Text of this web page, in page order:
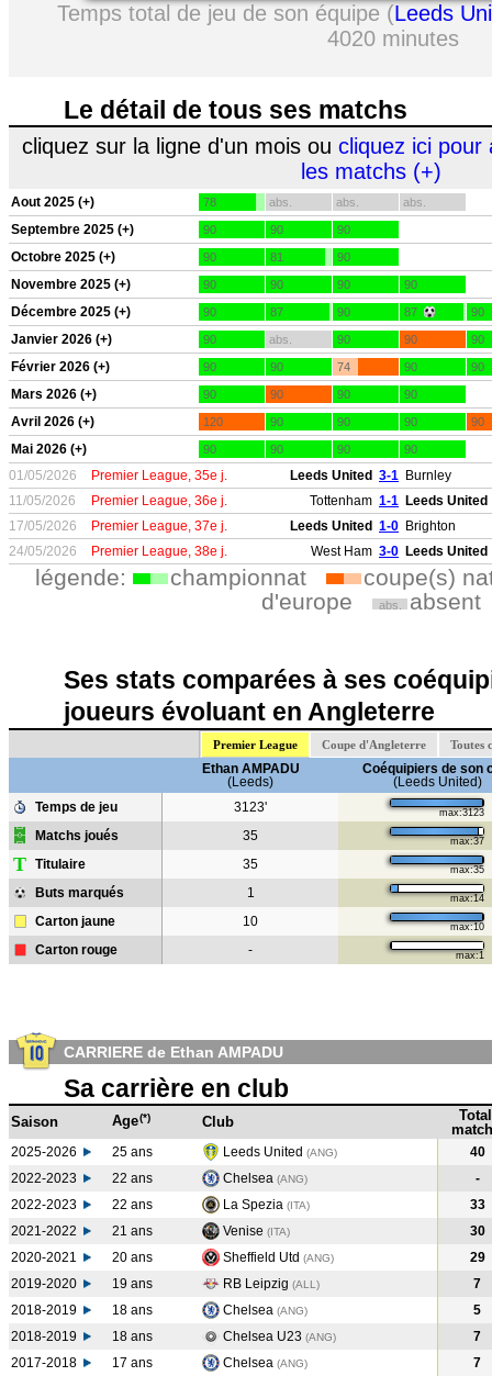
Temps total de jeu de son équipe (Leeds
4020 minutes
Le détail de tous ses matchs
cliquez sur la ligne d'un mois ou cliquez ici pour
les matchs (+)
Aout 2025 (+) 78 abs. abs. abs.
Septembre 2025 (+) 90 90 90
Octobre 2025 (+) 90 81 90
Novembre 2025 (+) 90 90 90 90
Décembre 2025 (+) 90 87 90 87 90
Janvier 2026 (+) 90 abs. 90 90 90
Février 2026 (+) 90 90 74 90 90
Mars 2026 (+) 90 90 90 90
Avril 2026 (+) 120 90 90 90 90
Mai 2026 (+) 90 90 90 90
01/05/2026 Premier League, 35e j. Leeds United 3-1 Burnley
11/05/2026
Premier League, 36e j. Tottenham 1-1 Leeds United
17/05/2026
Premier League, 37e j. Leeds United 1-0 Brighton
24/05/2026
Premier League, 38e j. West Ham 3-0 Leeds United
légende: championnat
coupe(s)
d'europe
abs. absent
Ses stats comparées à ses
joueurs évoluant en Angleterre
Premier League Coupe d'Angleterre Toutes
Ethan AMPADU
(Leeds)
Coéquipiers de son
(Leeds United)
Temps de jeu
3123' max:3123
Matchs joués 35 max:37
T Titulaire 35 max:35
Buts marqués 1 max:14
Carton jaune 10 max:10
Carton rouge - max:1
CARRIERE de Ethan AMPADU
Sa carrière en club
Saison Age(*) Club
Total
2025-2026 25 ans Leeds United (ANG)
40
2022-2023
22 ans Chelsea (ANG)
-
2022-2023
22 ans La Spezia (ITA)
33
2021-2022
21 ans Venise (ITA)
30
2020-2021
20 ans Sheffield Utd (ANG)
29
2019-2020
19 ans RB Leipzig (ALL )
7
2018-2019
18 ans Chelsea (ANG)
5
2018-2019
18 ans Chelsea U23 (ANG)
7
2017-2018
17 ans Chelsea (ANG)
7